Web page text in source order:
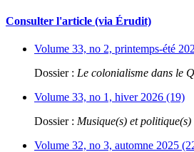
Consulter l'article (via Érudit)
Volume 33, no 2, printemps-été
Dossier : Le colonialisme dans le
Volume 33, no 1, hiver 2026 (19)
Dossier : Musique(s) et politique(s)
Volume 32, no 3, automne 2025